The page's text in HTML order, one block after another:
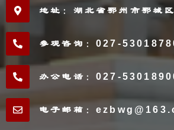
地址：湖北省鄂州市鄂城
参观咨询：027-
办公电话：027-
电子邮箱：